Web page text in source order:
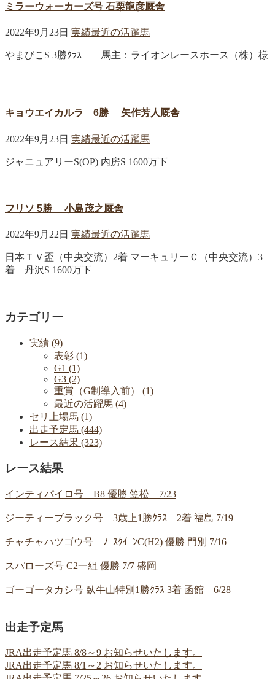
ミラーウォーカーズ号 石栗龍彦厩舎
2022年9月23日 実績最近の活躍馬
やまびこS 3勝ｸﾗｽ 馬主：ライオンレースホース（株）様
キョウエイカルラ 6勝 矢作芳人厩舎
2022年9月23日 実績最近の活躍馬
ジャニュアリーS(OP) 内房S 1600万下
フリソ 5勝 小島茂之厩舎
2022年9月22日 実績最近の活躍馬
日本ＴＶ盃（中央交流）2着 マーキュリーＣ（中央交流）3
着 丹沢S 1600万下
カテゴリー
実績 (9)
表彰 (1)
G1 (1)
G3 (2)
重賞（G制導入前） (1)
最近の活躍馬 (4)
セリ上場馬 (1)
出走予定馬 (444)
レース結果 (323)
レース結果
インティパイロ号 B8 優勝 笠松 7/23
ジーティーブラック号 3歳上1勝ｸﾗｽ 2着 福島 7/19
チャチャハツゴウ号 ﾉｰｽｸｲｰﾝC(H2) 優勝 門別 7/16
スパローズ号 C2一組 優勝 7/7 盛岡
ゴーゴータカシ号 臥牛山特別1勝ｸﾗｽ 3着 函館 6/28
出走予定馬
JRA出走予定馬 8/8～9 お知らせいたします。
JRA出走予定馬 8/1～2 お知らせいたします。